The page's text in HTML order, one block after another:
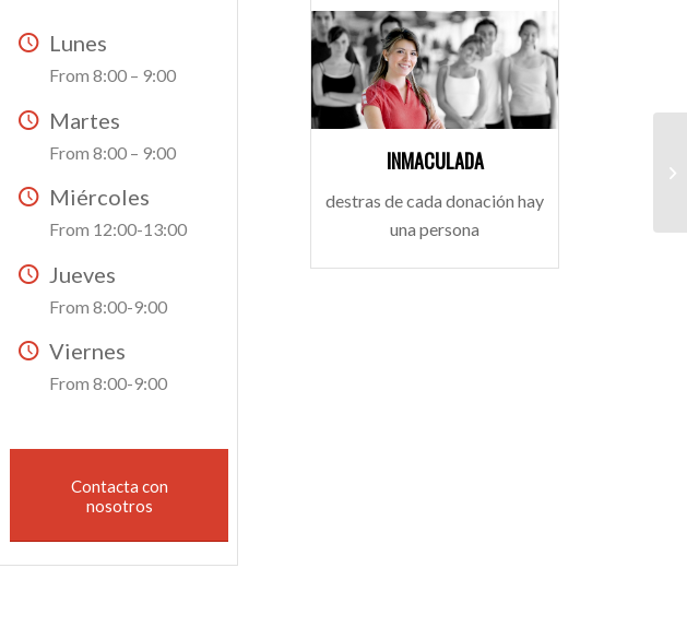
Lunes
From 8:00 – 9:00
Martes
From 8:00 – 9:00
Miércoles
From 12:00-13:00
Jueves
From 8:00-9:00
Viernes
From 8:00-9:00
Contacta con
nosotros
INMACULADA
destras de cada donación hay
una persona